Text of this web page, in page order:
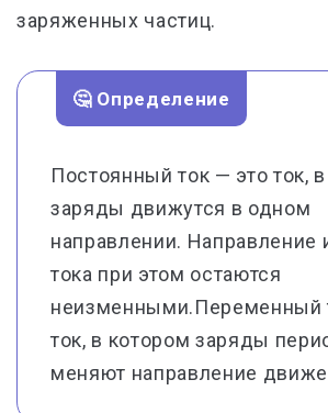
заряженных частиц.
🤔 Определение
Постоянный ток — это ток,
заряды движутся в одном
направлении. Направление
тока при этом остаются
неизменными.Переменный
ток, в котором заряды
меняют направление